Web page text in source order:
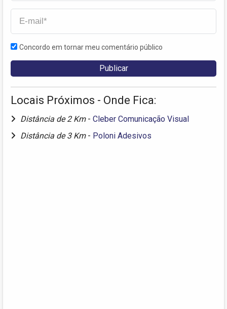
Concordo em tornar meu comentário público
Locais Próximos - Onde Fica:
Distância de 2 Km - Cleber Comunicação Visual
Distância de 3 Km - Poloni Adesivos